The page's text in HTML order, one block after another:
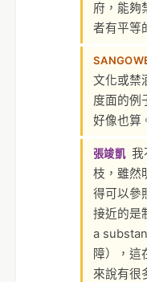
府，能夠
者有平等
文化或禁
度面的例
好像也算
張竣凱 我
枝，雖然
得可以參
接近的是
a
障），這
來說有很